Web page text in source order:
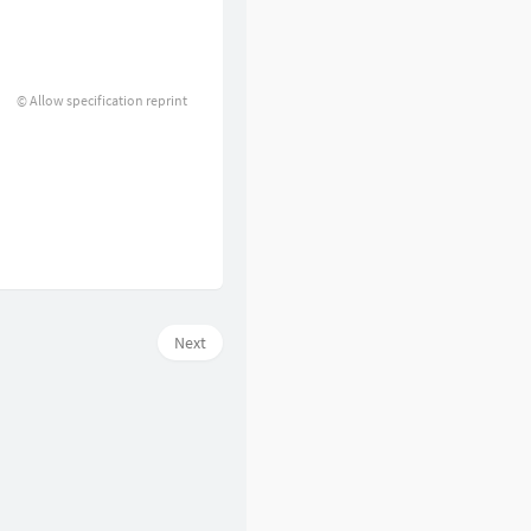
© Allow specification reprint
Next